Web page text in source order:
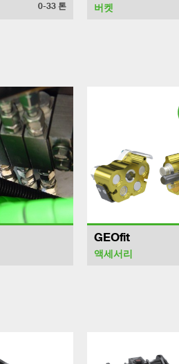
0-33 톤 버켓
GEOfit
액세서리